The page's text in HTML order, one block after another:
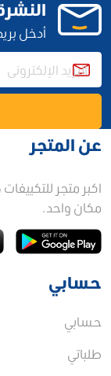
أدخل
عن المتجر
اكبر متجر
مكان واحد.
حسابي
حسابي
طلباتي